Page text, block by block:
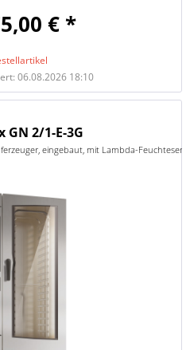
€ *
06.08.2026 18:10
GN 2/1-E-3G
eingebaut, mit Lambda-